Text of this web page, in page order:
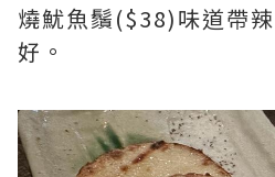
燒魷魚鬚($38)味道帶
好。